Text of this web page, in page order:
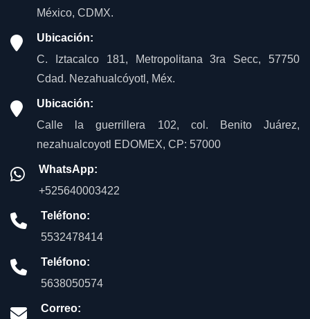
México, CDMX.
Ubicación:
C. Iztacalco 181, Metropolitana 3ra Secc, 57750
Cdad. Nezahualcóyotl, Méx.
Ubicación:
Calle la guerrillera 102, col. Benito Juárez,
nezahualcoyotl EDOMEX, CP: 57000
WhatsApp:
+525640003422
Teléfono:
5532478414
Teléfono:
5638050574
Correo: